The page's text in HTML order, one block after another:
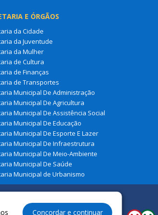
E ÓRGÃOS
da Cidade
da Juventude
da Mulher
de Cultura
de Finanças
de Transportes
Municipal De Administração
Municipal De Agricultura
Municipal De Assistência Social
Municipal De Educação
Municipal De Esporte E Lazer
Municipal De Infraestrutura
Municipal De Meio-Ambiente
Municipal De Saúde
Municipal de Urbanismo
Concordar e continuar